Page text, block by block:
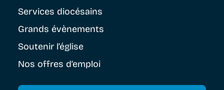
Services diocésains
Grands évènements
Soutenir l’église
Nos offres d’emploi